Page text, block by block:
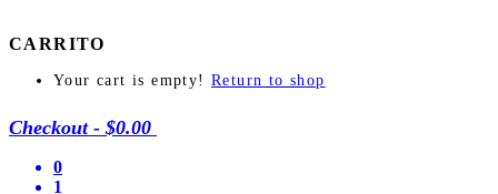
CARRITO
Your cart is empty! Return to shop
Checkout - $0.00
0
1